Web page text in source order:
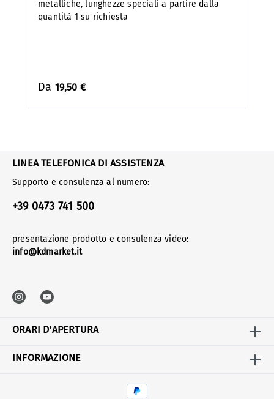
metalliche, lunghezze speciali a partire dalla
quantità 1 su richiesta
Da 19,50 €
LINEA TELEFONICA DI ASSISTENZA
Supporto e consulenza al numero:
+39 0473 741 500
presentazione prodotto e consulenza video:
info@kdmarket.it
ORARI D'APERTURA
INFORMAZIONE